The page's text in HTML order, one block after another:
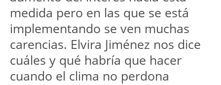
medida pero en las que se está
implementando se ven muchas
carencias. Elvira Jiménez nos dice
cuáles y qué habría que hacer
cuando el clima no perdona